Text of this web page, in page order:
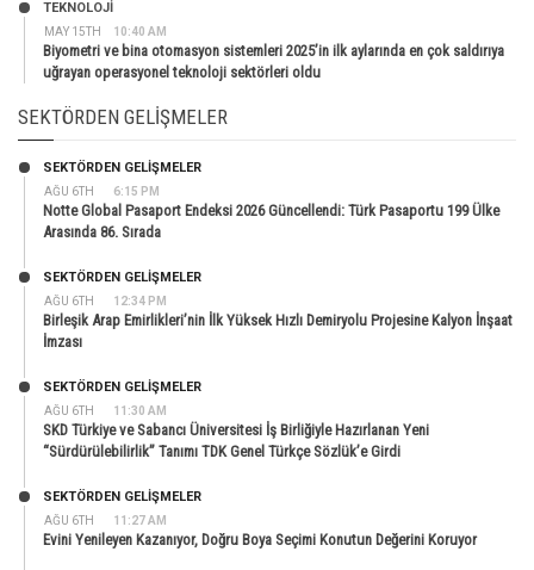
MAY 15TH 10:40 AM
TEKNOLOJİ
Biyometri ve bina otomasyon sistemleri 2025’in ilk aylarında en çok saldırıya
uğrayan operasyonel teknoloji sektörleri oldu
SEKTÖRDEN GELIŞMELER
AĞU 6TH 6:15 PM
SEKTÖRDEN GELIŞMELER
Notte Global Pasaport Endeksi 2026 Güncellendi: Türk Pasaportu 199 Ülke
Arasında 86. Sırada
AĞU 6TH 12:34 PM
SEKTÖRDEN GELIŞMELER
Birleşik Arap Emirlikleri’nin İlk Yüksek Hızlı Demiryolu Projesine Kalyon İnşaat
İmzası
AĞU 6TH 11:30 AM
SEKTÖRDEN GELIŞMELER
SKD Türkiye ve Sabancı Üniversitesi İş Birliğiyle Hazırlanan Yeni
“Sürdürülebilirlik” Tanımı TDK Genel Türkçe Sözlük’e Girdi
AĞU 6TH 11:27 AM
SEKTÖRDEN GELIŞMELER
Evini Yenileyen Kazanıyor, Doğru Boya Seçimi Konutun Değerini Koruyor